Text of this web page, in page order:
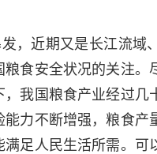
，近期又是长江流域
食安全状况的关注
我国粮食产业经过几
力不断增强，粮食
足人民生活所需。